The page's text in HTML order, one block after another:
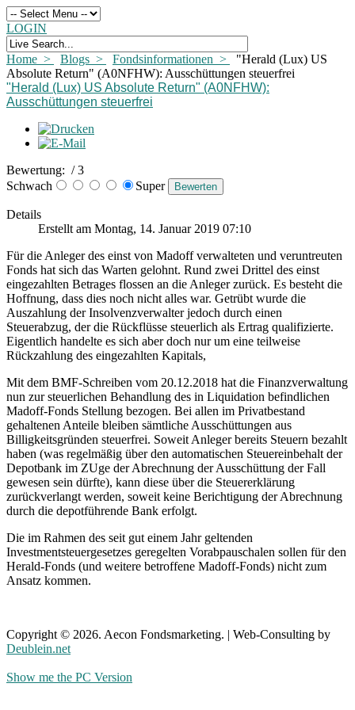
LOGIN
Home > Blogs > Fondsinformationen >
"Herald (Lux) US
Absolute Return" (A0NFHW): Ausschüttungen steuerfrei
"Herald (Lux) US Absolute Return" (A0NFHW):
Ausschüttungen steuerfrei
Bewertung: / 3
Schwach
Super
Details
Erstellt am Montag, 14. Januar 2019 07:10
Für die Anleger des einst von Madoff verwalteten und veruntreuten
Fonds hat sich das Warten gelohnt. Rund zwei Drittel des einst
eingezahlten Betrages flossen an die Anleger zurück. Es besteht die
Hoffnung, dass dies noch nicht alles war. Getrübt wurde die
Auszahlung der Insolvenzverwalter jedoch durch einen
Steuerabzug, der die Rückflüsse steuerlich als Ertrag qualifizierte.
Eigentlich handelte es sich aber doch nur um eine teilweise
Rückzahlung des eingezahlten Kapitals,
Mit dem BMF-Schreiben vom 20.12.2018 hat die Finanzverwaltung
nun zur steuerlichen Behandlung des in Liquidation befindlichen
Madoff-Fonds Stellung bezogen. Bei allen im Privatbestand
gehaltenen Anteile bleiben sämtliche Ausschüttungen aus
Billigkeitsgründen steuerfrei. Soweit Anleger bereits Steuern bezahlt
haben (was regelmäßig über den automatischen Steuereinbehalt der
Depotbank im ZUge der Abrechnung der Ausschüttung der Fall
gewesen sein dürfte), kann diese über die Steuererklärung
zurückverlangt werden, soweit keine Berichtigung der Abrechnung
durch die depotführende Bank erfolgt.
Die im Rahmen des seit gut einem Jahr geltenden
Investmentsteuergesetzes geregelten Vorabpauschalen sollen für den
Herald-Fonds (und weitere betroffene Madoff-Fonds) nicht zum
Ansatz kommen.
Copyright © 2026. Aecon Fondsmarketing. | Web-Consulting by
Deublein.net
Show me the PC Version